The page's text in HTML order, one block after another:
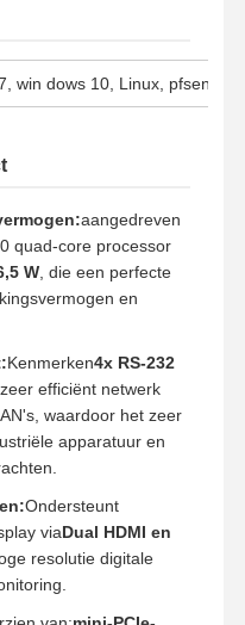
win dows 10, Linux, pfsense,
aangedreven
quad-core processor
W, die een perfecte
en
Kenmerken4x RS-232
efficiënt netwerk
waardoor het zeer
apparatuur en
Ondersteunt
viaDual HDMI en
resolutie digitale